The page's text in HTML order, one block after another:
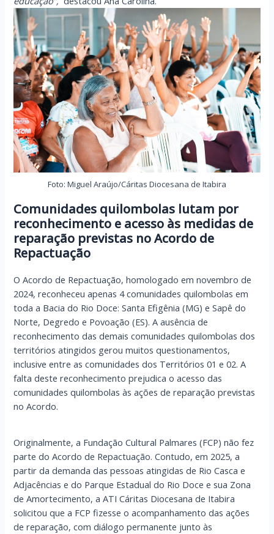
Foto: Miguel Araújo/Cáritas Diocesana de Itabira
Comunidades quilombolas lutam por
reconhecimento e acesso às medidas de
reparação previstas no Acordo de
Repactuação
O Acordo de Repactuação, homologado em novembro de
2024, reconheceu apenas 4 comunidades quilombolas em
toda a Bacia do Rio Doce: Santa Efigênia (MG) e Sapê do
Norte, Degredo e Povoação (ES). A ausência de
reconhecimento das demais comunidades quilombolas dos
territórios atingidos gerou muitos questionamentos,
inclusive entre as comunidades dos Territórios 01 e 02. A
falta deste reconhecimento prejudica o acesso das
comunidades quilombolas às ações de reparação previstas
no Acordo.
Originalmente, a Fundação Cultural Palmares (FCP) não fez
parte do Acordo de Repactuação. Contudo, em 2025, a
partir da demanda das pessoas atingidas de Rio Casca e
Adjacências e do Parque Estadual do Rio Doce e sua Zona
de Amortecimento, a ATI Cáritas Diocesana de Itabira
solicitou que a FCP fizesse o acompanhamento das ações
de reparação, com diálogo permanente junto às